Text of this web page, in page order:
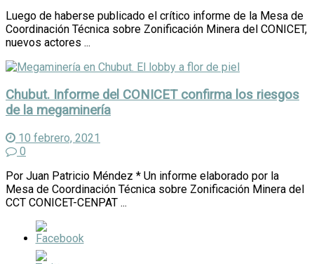
Luego de haberse publicado el crítico informe de la Mesa de
Coordinación Técnica sobre Zonificación Minera del CONICET,
nuevos actores ...
Chubut. Informe del CONICET confirma los riesgos
de la megaminería
10 febrero, 2021
0
Por Juan Patricio Méndez * Un informe elaborado por la
Mesa de Coordinación Técnica sobre Zonificación Minera del
CCT CONICET-CENPAT ...